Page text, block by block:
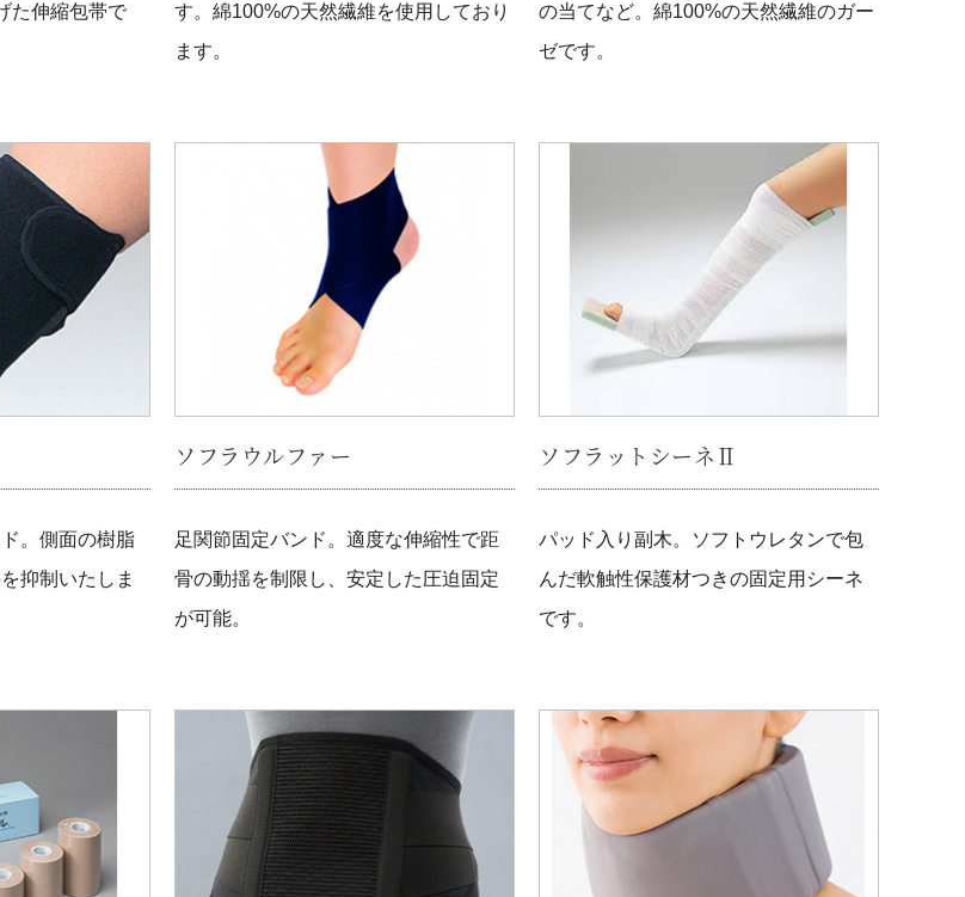
た伸縮包帯で
す。綿100%の天然繊維を使用しており
ます。
の当てなど。綿100%の天然繊維のガー
ゼです。
。側面の樹脂
抑制いたしま
ソフラウルファー
足関節固定バンド。適度な伸縮性で距
骨の動揺を制限し、安定した圧迫固定
が可能。
ソフラットシーネⅡ
パッド入り副木。ソフトウレタンで包
んだ軟触性保護材つきの固定用シーネ
です。